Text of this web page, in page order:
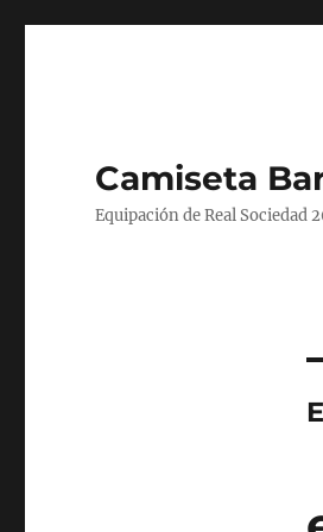
Camiseta
Equipación de Real Sociedad